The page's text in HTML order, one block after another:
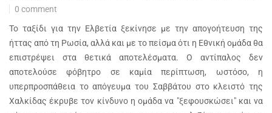
0 comment
Το ταξίδι για την Ελβετία ξεκίνησε με την απογοήτευση της
ήττας από τη Ρωσία, αλλά και με το πείσμα ότι η Εθνική ομάδα θα
επιστρέψει στα θετικά αποτελέσματα. Ο αντίπαλος δεν
αποτελούσε φόβητρο σε καμία περίπτωση, ωστόσο, η
υπερπροσπάθεια το απόγευμα του Σαββάτου στο κλειστό της
Χαλκίδας έκρυβε τον κίνδυνο η ομάδα να "ξεφουσκώσει" και να